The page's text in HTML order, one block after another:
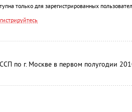
только для зарегистрированных
по г. Москве в первом полугодии